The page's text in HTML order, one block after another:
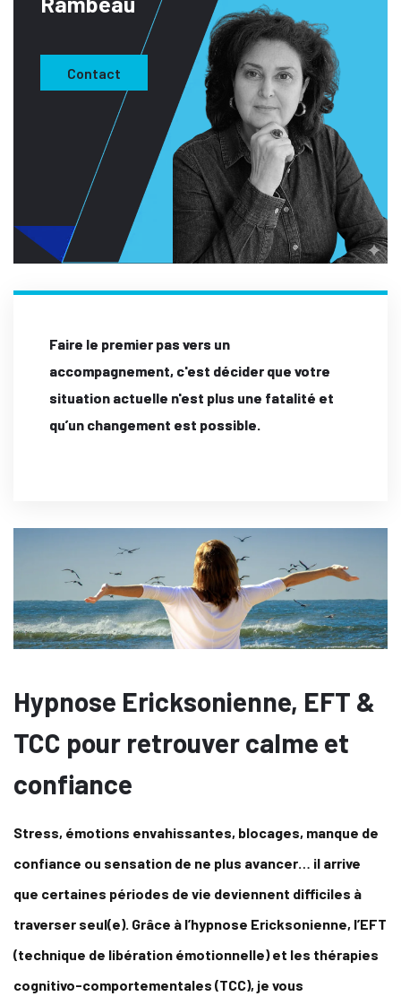
Contact
Faire le premier pas vers un
accompagnement, c'est décider que votre
situation actuelle n'est plus une fatalité et
qu’un changement est possible.
Hypnose Ericksonienne, EFT &
TCC pour retrouver calme et
confiance
Stress, émotions envahissantes, blocages, manque de
confiance ou sensation de ne plus avancer… il arrive
que certaines périodes de vie deviennent difficiles à
traverser seul(e). Grâce à l’hypnose Ericksonienne, l’EFT
(technique de libération émotionnelle) et les thérapies
cognitivo-comportementales (TCC), je vous